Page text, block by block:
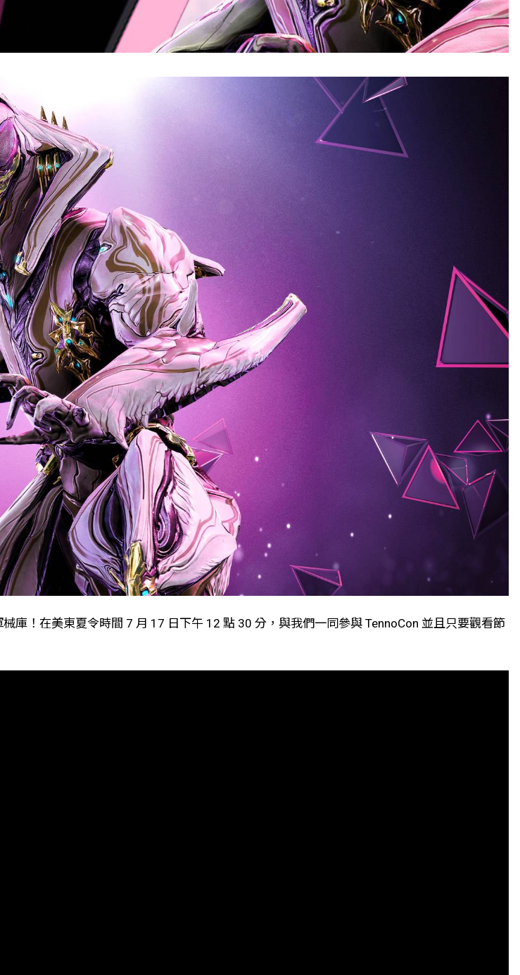
庫！在美東夏令時間 7 月 17 日下午 12 點 30 分，與我們一同參與 TennoCon 並且只要觀看節